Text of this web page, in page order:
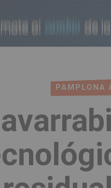
PAMPLONA